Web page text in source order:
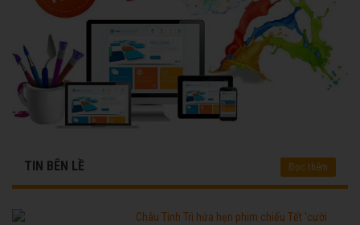
TIN BÊN LỀ Đọc thêm
Châu Tinh Trì hứa hẹn phim chiếu Tết 'cười